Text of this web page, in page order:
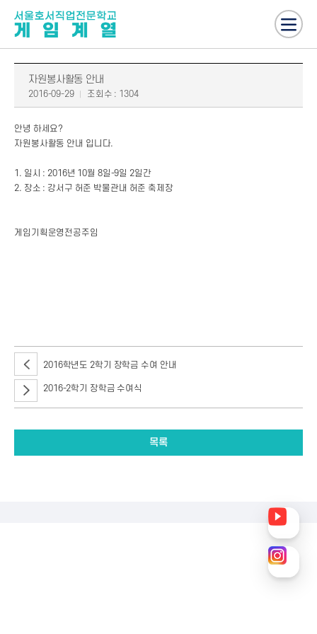
자원봉사활동 안내
2016-09-29 조회수 : 1304
안녕 하세요?
자원봉사활동 안내 입니다.
1. 일시 : 2016년 10월 8일-9일 2일간
2. 장소 : 강서구 허준 박물관내 허준 축제장
게임기획운영전공주임
2016학년도 2학기 장학금 수여 안내
2016-2학기 장학금 수여식
목록